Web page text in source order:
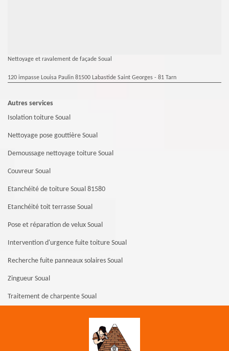
Nettoyage et ravalement de façade Soual
120 impasse Louisa Paulin 81500 Labastide Saint Georges - 81 Tarn
Autres services
Isolation toiture Soual
Nettoyage pose gouttière Soual
Demoussage nettoyage toiture Soual
Couvreur Soual
Etanchéité de toiture Soual 81580
Etanchéité toit terrasse Soual
Pose et réparation de velux Soual
Intervention d'urgence fuite toiture Soual
Recherche fuite panneaux solaires Soual
Zingueur Soual
Traitement de charpente Soual